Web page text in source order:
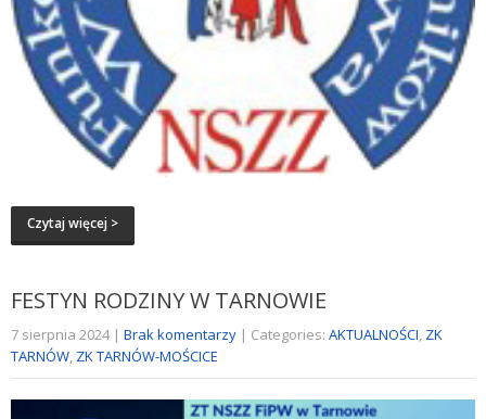
Czytaj więcej >
FESTYN RODZINY W TARNOWIE
7 sierpnia 2024 | Brak komentarzy | Categories: AKTUALNOŚCI, ZK
TARNÓW, ZK TARNÓW-MOŚCICE